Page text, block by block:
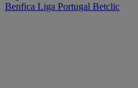
Benfica Liga Portugal Betclic